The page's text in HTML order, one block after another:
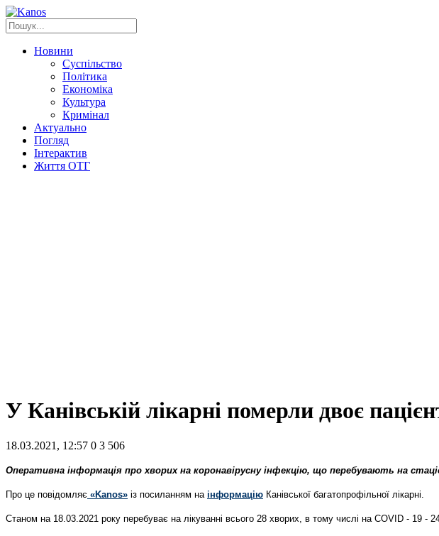
Новини
Суспільство
Політика
Економіка
Культура
Кримінал
Актуально
Погляд
Інтерактив
Життя ОТГ
У Канівській лікарні померли двоє
18.03.2021, 12:57 0 3 506
Оперативна інформація про хворих на коронавірусну інфекцію, що перебувають на
Про це повідомляє «Kanos» із посиланням на інформацію Канівської багатопрофільної лікарні.
Станом на 18.03.2021 року перебуває на лікуванні всього 28 хворих, в тому числі на COVID - 19 -